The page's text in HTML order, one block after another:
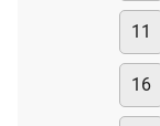
11
16